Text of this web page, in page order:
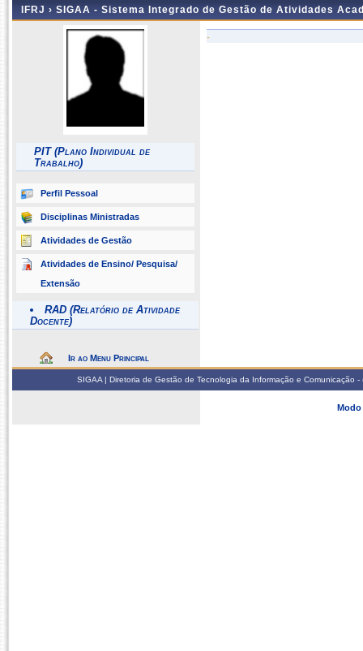
IFRJ › SIGAA - Sistema Integrado de Gestão de Atividades
PIT (Plano Individual de
Trabalho)
Perfil Pessoal
Disciplinas Ministradas
Atividades de Gestão
Atividades de Ensino/ Pesquisa/
Extensão
RAD (Relatório de Atividade
Docente)
Ir ao Menu Principal
-
SIGAA | Diretoria de Gestão de Tecnologia da Informação e
Modo